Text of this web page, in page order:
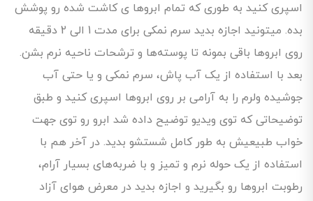
اسپری کنید به طوری که تمام ابروها ی کاشت شده رو پوشش
بده. میتونید اجازه بدید سرم نمکی برای مدت 1 الی 2 دقیقه
روی ابروها باقی بمونه تا پوسته‌ها و ترشحات ناحیه نرم بشن.
بعد با استفاده از یک آب پاش، سرم نمکی و یا حتی آب
جوشیده ولرم را به آرامی بر روی ابروها اسپری کنید و طبق
توضیحاتی که توی ویدیو توضیح داده شد ابرو رو توی جهت
خواب طبیعیش به طور کامل شستشو بدید. در آخر هم با
استفاده از یک حوله نرم و تمیز و با ضربه‌های بسیار آرام،
رطوبت ابروها رو بگیرید و اجازه بدید در معرض هوای آزاد